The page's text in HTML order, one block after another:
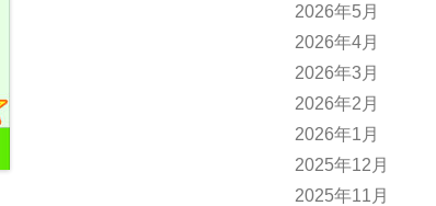
2026年5月
2026年4月
2026年3月
2026年2月
2026年1月
2025年12月
2025年11月